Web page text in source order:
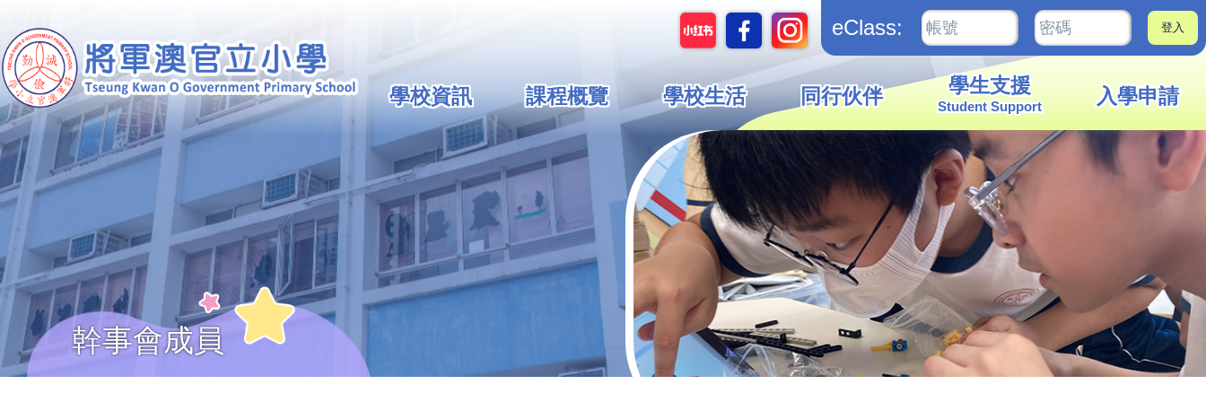
eClass:
Main
navigation
學校資訊 課程概覽 學校生活 同行伙伴 學生支援
Student Support 入學申請
幹事會成員